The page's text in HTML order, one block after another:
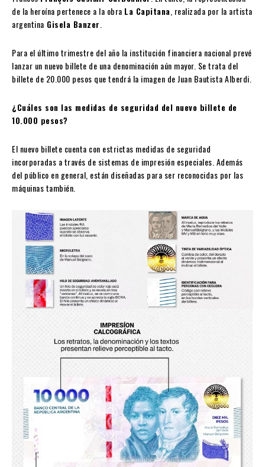
de la heroína pertenece a la obra La Capitana, realizada por la artista
argentina Gisela Banzer.
Para el último trimestre del año la institución financiera nacional prevé
lanzar un nuevo billete de una denominación aún mayor. Se trata del
billete de 20.000 pesos que tendrá la imagen de Juan Bautista Alberdi.
¿Cuáles son las medidas de seguridad del nuevo billete de
10.000 pesos?
El nuevo billete cuenta con estrictas medidas de seguridad
incorporadas a través de sistemas de impresión especiales. Además
del público en general, están diseñadas para ser reconocidas por las
máquinas también.